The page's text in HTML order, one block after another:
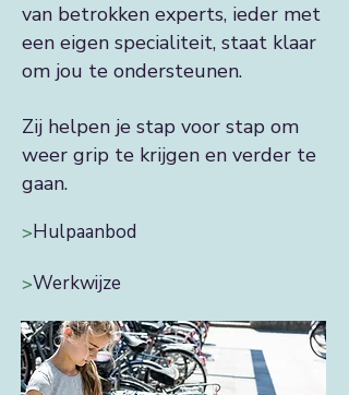
van betrokken experts, ieder met
een eigen specialiteit, staat klaar
om jou te ondersteunen.
Zij helpen je stap voor stap om
weer grip te krijgen en verder te
gaan.
>Hulpaanbod
>Werkwijze